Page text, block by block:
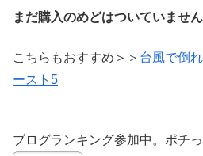
まだ購入のめどはついていません
こちらもおすすめ＞＞ 台風で倒
ースト5
ブログランキング参加中。ポチ